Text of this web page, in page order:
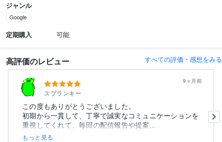
ジャンル
Google
定期購入 可能
高評価のレビュー すべての評価・感想をみる
スプランキー
9ヶ月前
この度もありがとうございました。
初期から一貫して、丁寧で誠実なコミュニケーションを
重視してくれて、毎回の配信報告や提案...
もっと見る